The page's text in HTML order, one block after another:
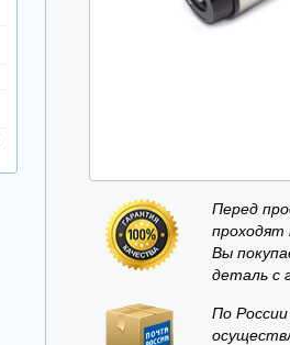
Перед
проходят
Вы
деталь с
По